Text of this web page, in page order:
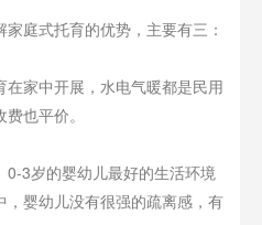
家庭式托育的优势，主要有三：
家中开展，水电气暖都是民用
也平价。
3岁的婴幼儿最好的生活环境
婴幼儿没有很强的疏离感，有